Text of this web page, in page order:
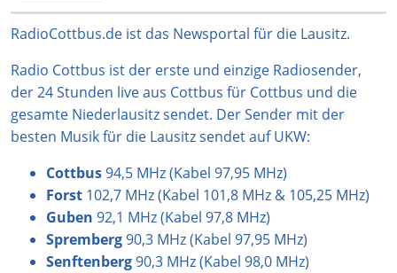
a
g
a
m
o
k
s
A
p
u
b
b
o
k
RadioCottbus.de ist das Newsportal für die Lausitz.
Radio Cottbus ist der erste und einzige Radiosender,
der 24 Stunden live aus Cottbus für Cottbus und die
gesamte Niederlausitz sendet. Der Sender mit der
besten Musik für die Lausitz sendet auf UKW:
Cottbus94,5 MHz (Kabel 97,95 MHz)
Forst 102,7 MHz (Kabel 101,8 MHz & 105,25 MHz)
Guben 92,1 MHz (Kabel 97,8 MHz)
Spremberg90,3 MHz (Kabel 97,95 MHz)
Senftenberg90,3 MHz (Kabel 98,0 MHz)